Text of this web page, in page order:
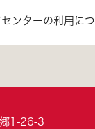
ンターの利用に
1-26-3